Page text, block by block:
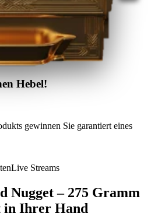
Hebel!
gewinnen Sie garantiert eines
Live Streams
Nugget – 275 Gramm
in Ihrer Hand